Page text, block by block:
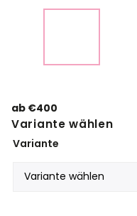
ab €400
Variante wählen
Variante